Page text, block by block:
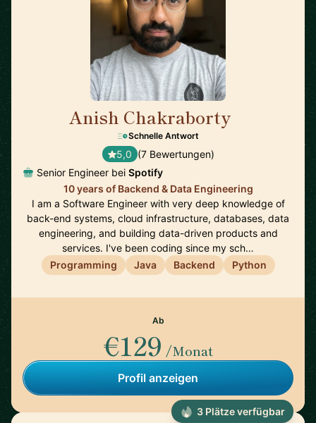
Anish Chakraborty
Schnelle Antwort
5,0 (7 Bewertungen)
Senior Engineer bei Spotify
10 years of Backend & Data Engineering
I am a Software Engineer with very deep knowledge of
back-end systems, cloud infrastructure, databases, data
engineering, and building data-driven products and
services. I've been coding since my sch…
Programming
Java Backend Python
Ab
€129 /Monat
Profil anzeigen
3 Plätze verfügbar